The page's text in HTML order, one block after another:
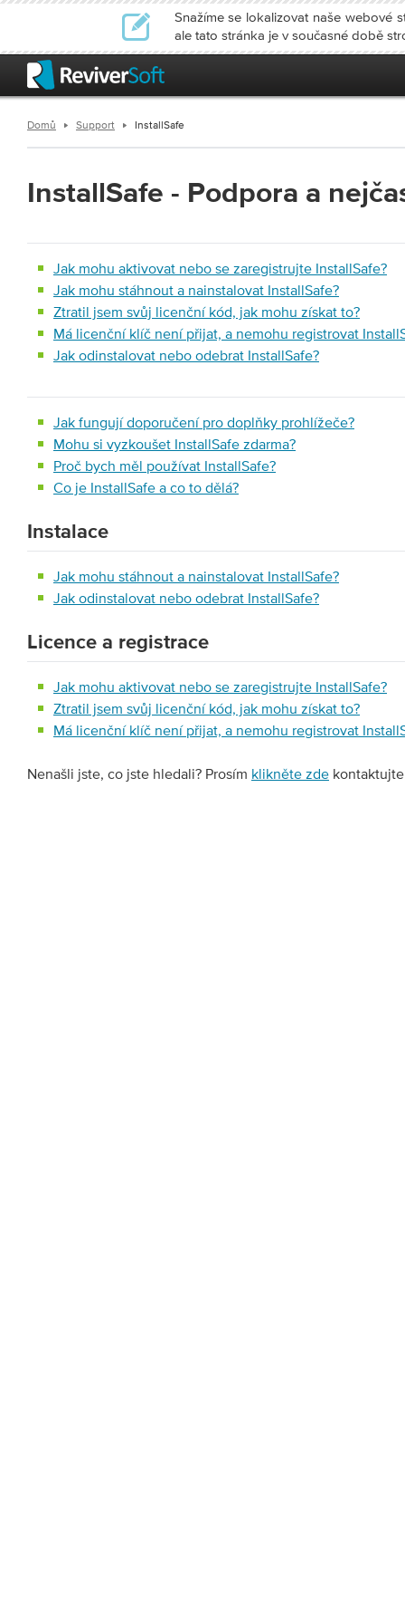
Snažíme se lokalizovat naše webové
ale tato stránka je v současné době
Domů Support InstallSafe
InstallSafe - Podpora a
Jak mohu aktivovat nebo se zaregistrujte InstallSafe?
Jak mohu stáhnout a nainstalovat InstallSafe?
Ztratil jsem svůj licenční kód, jak mohu získat to?
Má licenční klíč není přijat, a nemohu registrovat
Jak odinstalovat nebo odebrat InstallSafe?
Jak fungují doporučení pro doplňky prohlížeče?
Mohu si vyzkoušet InstallSafe zdarma?
Proč bych měl používat InstallSafe?
Co je InstallSafe a co to dělá?
Instalace
Jak mohu stáhnout a nainstalovat InstallSafe?
Jak odinstalovat nebo odebrat InstallSafe?
Licence a registrace
Jak mohu aktivovat nebo se zaregistrujte InstallSafe?
Ztratil jsem svůj licenční kód, jak mohu získat to?
Má licenční klíč není přijat, a nemohu registrovat
Nenašli jste, co jste hledali? Prosím klikněte zde